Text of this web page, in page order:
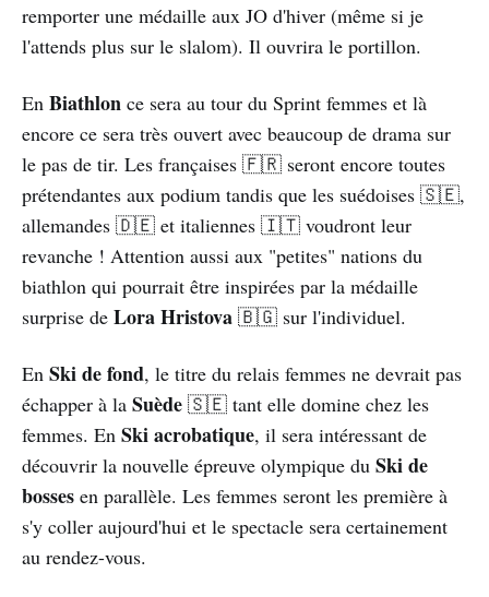
remporter une médaille aux JO d'hiver (même si je
l'attends plus sur le slalom). Il ouvrira le portillon.
En Biathlon ce sera au tour du Sprint femmes et là
encore ce sera très ouvert avec beaucoup de drama sur
le pas de tir. Les françaises 🇫🇷 seront encore toutes
prétendantes aux podium tandis que les suédoises 🇸🇪,
allemandes 🇩🇪 et italiennes 🇮🇹 voudront leur
revanche ! Attention aussi aux "petites" nations du
biathlon qui pourrait être inspirées par la médaille
surprise de Lora Hristova 🇧🇬 sur l'individuel.
En Ski de fond, le titre du relais femmes ne devrait pas
échapper à la Suède 🇸🇪 tant elle domine chez les
femmes. En Ski acrobatique, il sera intéressant de
découvrir la nouvelle épreuve olympique du Ski de
bosses en parallèle. Les femmes seront les première à
s'y coller aujourd'hui et le spectacle sera certainement
au rendez-vous.